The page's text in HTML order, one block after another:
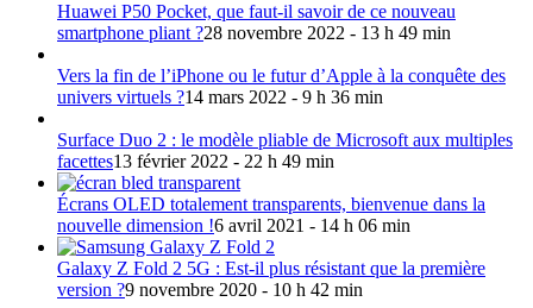
Huawei P50 Pocket, que faut-il savoir de ce nouveau
smartphone pliant ?28 novembre 2022 - 13 h 49 min
Vers la fin de l’iPhone ou le futur d’Apple à la conquête des
univers virtuels ?14 mars 2022 - 9 h 36 min
Surface Duo 2 : le modèle pliable de Microsoft aux multiples
facettes13 février 2022 - 22 h 49 min
Écrans OLED totalement transparents, bienvenue dans la
nouvelle dimension !6 avril 2021 - 14 h 06 min
Galaxy Z Fold 2 5G : Est-il plus résistant que la première
version ?9 novembre 2020 - 10 h 42 min